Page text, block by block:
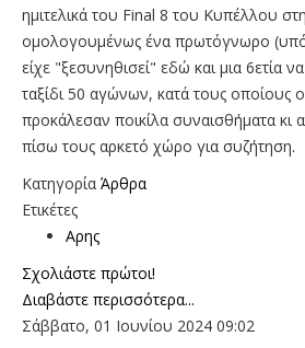
ημιτελικά του Final 8 του Κυπέλλου
ομολογουμένως ένα πρωτόγνωρο (υπό
είχε "ξεσυνηθισεί" εδώ και μια 6ετία
ταξίδι 50 αγώνων, κατά τους οποίους
προκάλεσαν ποικίλα συναισθήματα
πίσω τους αρκετό χώρο για συζήτηση.
Κατηγορία Άρθρα
Ετικέτες
Αρης
Σχολιάστε πρώτοι!
Διαβάστε περισσότερα...
Σάββατο, 01 Ιουνίου 2024 09:02